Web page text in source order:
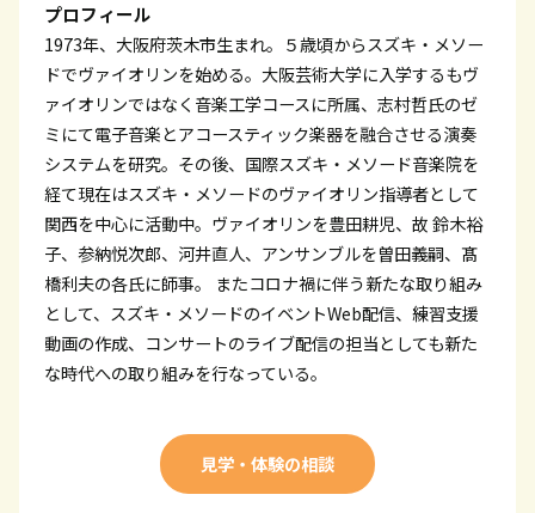
プロフィール
1973年、大阪府茨木市生まれ。５歳頃からスズキ・メソー
ドでヴァイオリンを始める。大阪芸術大学に入学するもヴ
ァイオリンではなく音楽工学コースに所属、志村哲氏のゼ
ミにて電子音楽とアコースティック楽器を融合させる演奏
システムを研究。その後、国際スズキ・メソード音楽院を
経て現在はスズキ・メソードのヴァイオリン指導者として
関西を中心に活動中。ヴァイオリンを豊田耕児、故 鈴木裕
子、参納悦次郎、河井直人、アンサンブルを曽田義嗣、髙
橋利夫の各氏に師事。 またコロナ禍に伴う新たな取り組み
として、スズキ・メソードのイベントWeb配信、練習支援
動画の作成、コンサートのライブ配信の担当としても新た
な時代への取り組みを行なっている。
見学・体験の相談